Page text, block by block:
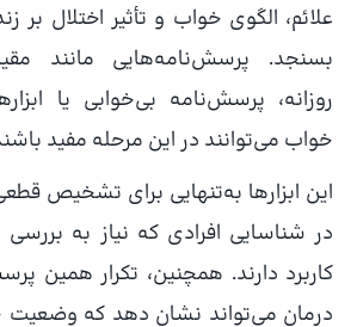
علائم، الگوی خواب و تأثیر اختلال بر
بسنجد. پرسش‌نامه‌هایی مانند
روزانه، پرسش‌نامه بی‌خوابی یا
خواب می‌توانند در این مرحله مفید
این ابزارها به‌تنهایی برای تشخیص
در شناسایی افرادی که نیاز به بررسی
کاربرد دارند. همچنین، تکرار همین
درمان می‌تواند نشان دهد که وضعیت